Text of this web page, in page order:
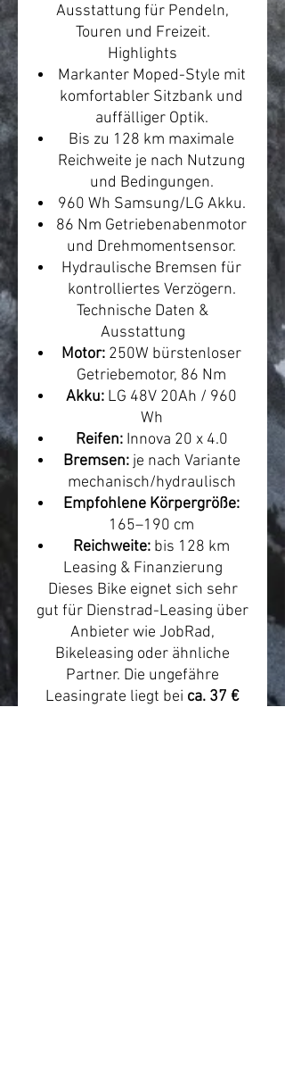
Ausstattung für Pendeln,
Touren und Freizeit.
Highlights
Markanter Moped-Style mit
komfortabler Sitzbank und
auffälliger Optik.
Bis zu 128 km maximale
Reichweite je nach Nutzung
und Bedingungen.
960 Wh Samsung/LG Akku.
86 Nm Getriebenabenmotor
und Drehmomentsensor.
Hydraulische Bremsen für
kontrolliertes Verzögern.
Technische Daten &
Ausstattung
Motor: 250W bürstenloser
Getriebemotor, 86 Nm
Akku: LG 48V 20Ah / 960
Wh
Reifen:Innova 20 x 4.0
Bremsen:je nach Variante
mechanisch/hydraulisch
Empfohlene Körpergröße:
165–190 cm
Reichweite: bis 128 km
Leasing & Finanzierung
Dieses Bike eignet sich sehr
gut für Dienstrad-Leasing über
Anbieter wie JobRad,
Bikeleasing oder ähnliche
Partner. Die ungefähre
Leasingrate liegt bei ca. 37 €